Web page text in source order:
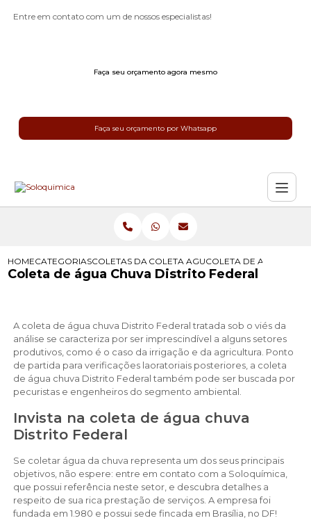
Entre em contato com um de nossos especialistas!
Faça seu orçamento agora mesmo
Faça seu orçamento por Whatsapp
HOMECATEGORIASCOLETAS DA AGUA DA CHUVA
COLETA AGUA DE CHUVA
COLETA DE AGUA
Coleta de água Chuva Distrito Federal
A coleta de água chuva Distrito Federal tratada sob o viés da
análise se caracteriza por ser imprescindível a alguns setores
produtivos, como é o caso da irrigação e da agricultura. Ponto
de partida para verificações laoratoriais posteriores, a coleta
de água chuva Distrito Federal também pode ser buscada por
pecuristas e engenheiros do segmento ambiental.
Invista na coleta de água chuva
Distrito Federal
Se coletar água da chuva representa um dos seus principais
objetivos, não espere: entre em contato com a Soloquímica,
que possui referência neste setor, e descubra detalhes a
respeito de sua rica prestação de serviços. A empresa foi
fundada em 1.980 e possui sede fincada em Brasília, no DF!